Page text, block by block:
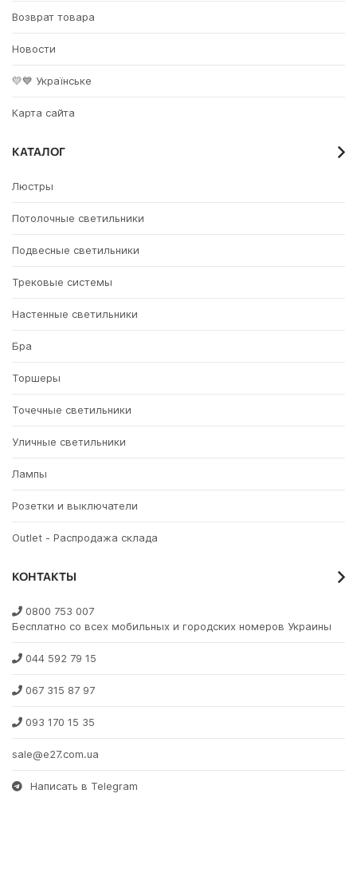
Возврат товара
Новости
💛💙 Українське
Карта сайта
КАТАЛОГ
Люстры
Потолочные светильники
Подвесные светильники
Трековые системы
Настенные светильники
Бра
Торшеры
Точечные светильники
Уличные светильники
Лампы
Розетки и выключатели
Outlet - Распродажа склада
КОНТАКТЫ
0800 753 007
Бесплатно со всех мобильных и городских номеров Украины
044 592 79 15
067 315 87 97
093 170 15 35
sale@e27.com.ua
Написать в Telegram